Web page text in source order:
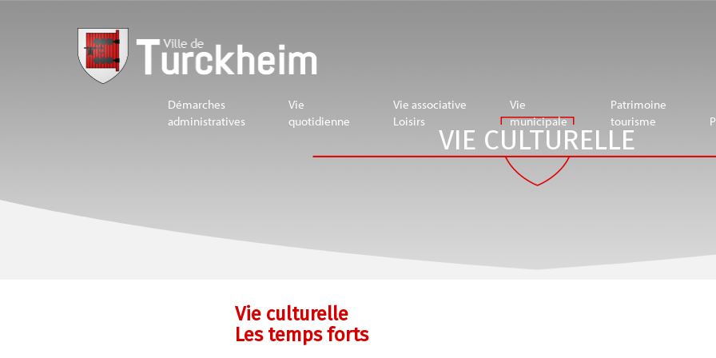
Démarches
administratives
Vie
quotidienne
Vie associative
Loisirs
Vie
municipale
Patrimoine
tourisme
VIE CULTURELLE
Vie culturelle
Les temps forts